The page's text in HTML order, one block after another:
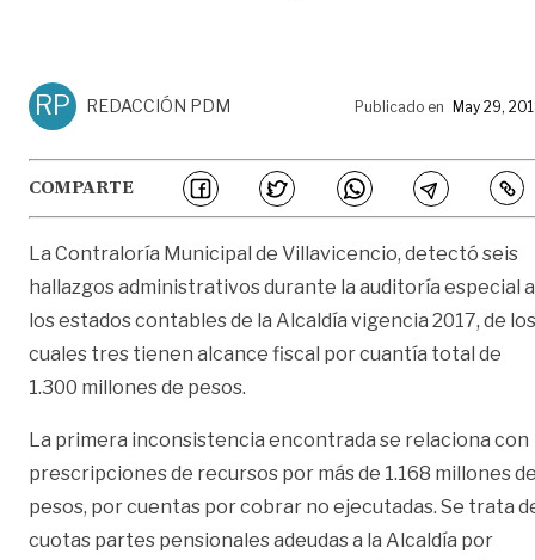
RP REDACCIÓN PDM Publicado en May 29,
COMPARTE
La Contraloría Municipal de Villavicencio, detectó seis
hallazgos administrativos durante la auditoría especial a
los estados contables de la Alcaldía vigencia 2017, de los
cuales tres tienen alcance fiscal por cuantía total de
1.300 millones de pesos.
La primera inconsistencia encontrada se relaciona con
prescripciones de recursos por más de 1.168 millones
pesos, por cuentas por cobrar no ejecutadas. Se trata
cuotas partes pensionales adeudas a la Alcaldía por